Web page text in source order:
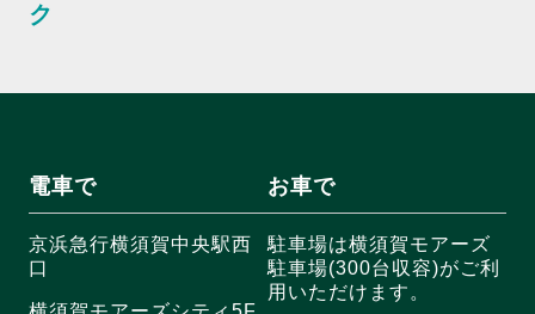
ク
電車で
京浜急行横須賀中央駅西
口
お車で
駐車場は横須賀モアーズ
駐車場(300台収容)がご利
用いただけます。